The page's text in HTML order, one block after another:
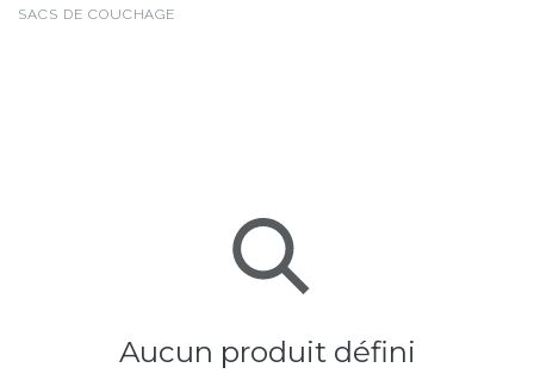
SACS DE COUCHAGE
Aucun produit défini